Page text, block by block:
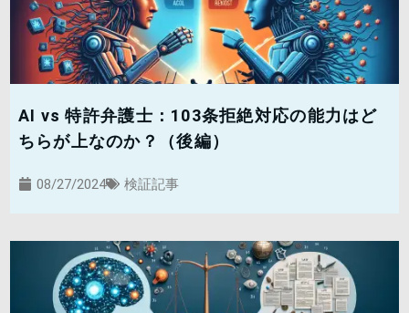
AI vs 特許弁護士：103条拒絶対応の能力はど
ちらが上なのか？（後編）
08/27/2024 検証記事